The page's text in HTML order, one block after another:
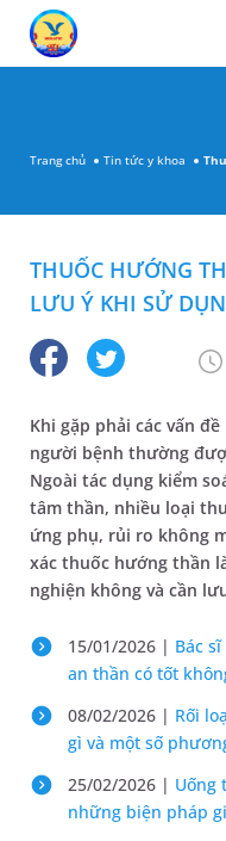
Trang chủ Tin tức y khoa
THUỐC HƯỚNG
LƯU Ý KHI SỬ
Khi gặp phải các vấn
người bệnh thường
Ngoài tác dụng kiểm
tâm thần, nhiều loại
ứng phụ, rủi ro không
xác thuốc hướng thần
nghiện không và cần
15/01/2026 | Bác
an thần có tốt
08/02/2026 | Rối
gì và một số
25/02/2026 | Uống
những biện pháp